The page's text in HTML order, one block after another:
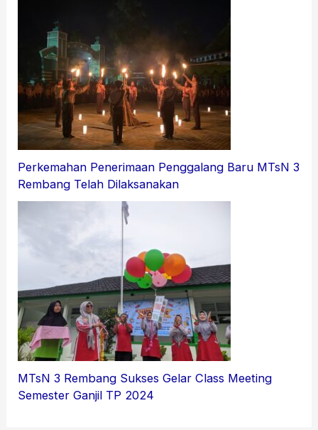
Perkemahan Penerimaan Penggalang Baru MTsN 3
Rembang Telah Dilaksanakan
MTsN 3 Rembang Sukses Gelar Class Meeting
Semester Ganjil TP 2024